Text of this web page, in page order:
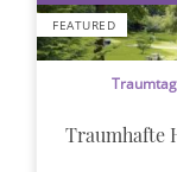
FEATURED
Traumhafte